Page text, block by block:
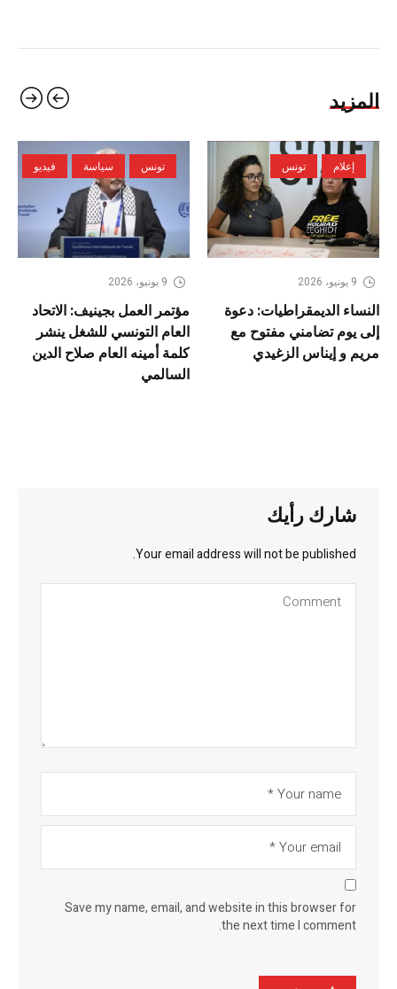
المزيد
إعلام تونس
9 يونيو، 2026
النساء الديمقراطيات: دعوة
إلى يوم تضامني مفتوح مع
مريم و إيناس الزغيدي
تونس سياسة فيديو
9 يونيو، 2026
مؤتمر العمل بجينيف: الاتحاد
العام التونسي للشغل ينشر
كلمة أمينه العام صلاح الدين
السالمي
شارك رأيك
Your email address will not be published.
Save my name, email, and website in this browser for
the next time I comment.